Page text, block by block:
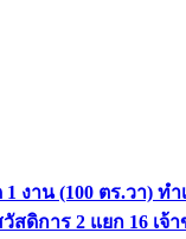
งาน (100 ตร.วา) ท
สดิการ 2 แยก 16 เจ้